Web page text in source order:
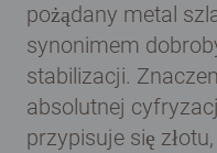
pożądany metal
synonimem
stabilizacji.
absolutnej
przypisuje się